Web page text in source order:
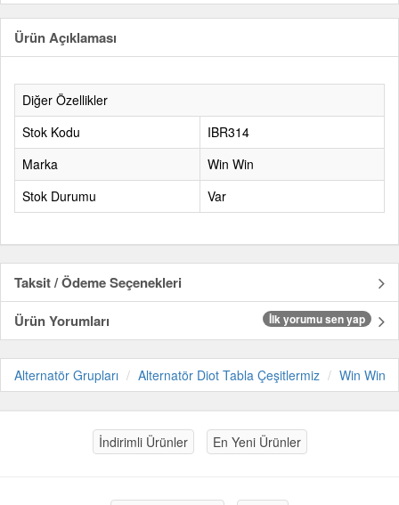
Ürün Açıklaması
Diğer Özellikler
Stok Kodu
IBR314
Marka
Win Win
Stok Durumu
Var
Taksit / Ödeme Seçenekleri
Ürün Yorumları
İlk yorumu sen yap
Alternatör Grupları Alternatör Diot Tabla Çeşitlermiz Win Win
İndirimli Ürünler En Yeni Ürünler